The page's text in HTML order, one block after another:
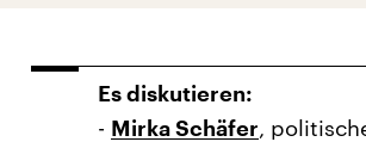
Es diskutieren:
- Mirka Schäfer,